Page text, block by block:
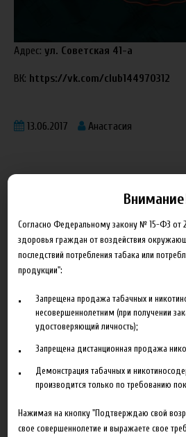
Адрес: ул. Советская 41-а
ВК: https://vk.com/club144970312
13.06.2017 Анастасия
Блог
Новинка HeroesFarm
Новая линейка жидкостей Time Travel
Партнеры
Согласно Федеральному закону № 15-ФЗ от
здоровья граждан от воздействия
последствий потребления табака или
продукции":
Запрещена продажа табачных и
несовершеннолетним (при получении
удостоверяющий личность);
Запрещена дистанционная продажа
Демонстрация табачных и
производится только по требованию
Нажимая на кнопку "Подтверждаю свой
свое совершеннолетие и выражаете свое